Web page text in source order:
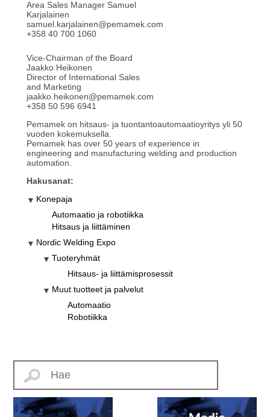
Area Sales Manager Samuel
Karjalainen
samuel.karjalainen@pemamek.com
+358 40 700 1060
Vice-Chairman of the Board
Jaakko Heikonen
Director of International Sales
and Marketing
jaakko.heikonen@pemamek.com
+358 50 596 6941
Pemamek on hitsaus- ja tuontantoautomaatioyritys yli 50
vuoden kokemuksella.
Pemamek has over 50 years of experience in
engineering and manufacturing welding and production
automation.
Hakusanat:
Konepaja
Automaatio ja robotiikka
Hitsaus ja liittäminen
Nordic Welding Expo
Tuoteryhmät
Hitsaus- ja liittämisprosessit
Muut tuotteet ja palvelut
Automaatio
Robotiikka